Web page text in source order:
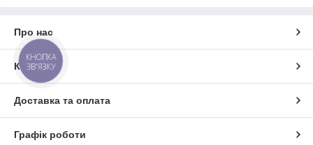
Про нас
Контакти
Доставка та оплата
Графік роботи
КНОПКА
ЗВ'ЯЗКУ